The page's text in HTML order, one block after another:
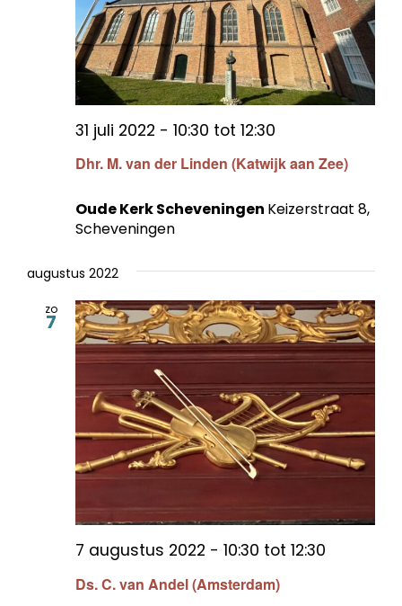
Dhr. M. van der Linden (Katwijk aan Zee)
31 juli 2022 - 10:30 tot 12:30
Oude Kerk Scheveningen Keizerstraat 8,
Scheveningen
augustus 2022
zo
7
Ds. C. van Andel (Amsterdam)
7 augustus 2022 - 10:30 tot 12:30